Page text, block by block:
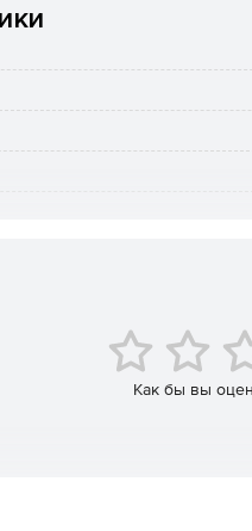
StarWind Virtual SAN Free.
Как бы вы